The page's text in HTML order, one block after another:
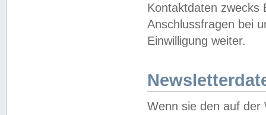
Kontaktdaten zwecks
Anschlussfragen bei
Einwilligung weiter.
Wenn sie den auf der